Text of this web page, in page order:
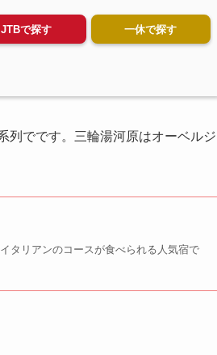
JTBで探す 一休で探す
列でです。三輪湯河原はオーベルジ
タリアンのコースが食べられる人気宿で